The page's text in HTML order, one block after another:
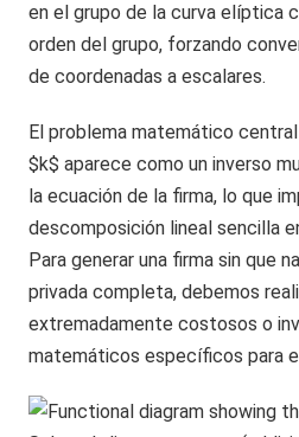
en el grupo de la curva elíptica
orden del grupo, forzando
de coordenadas a escalares.
El problema matemático
$k$ aparece como un inverso
la ecuación de la firma, lo que
descomposición lineal sencilla
Para generar una firma sin que
privada completa, debemos
extremadamente costosos o
matemáticos específicos para